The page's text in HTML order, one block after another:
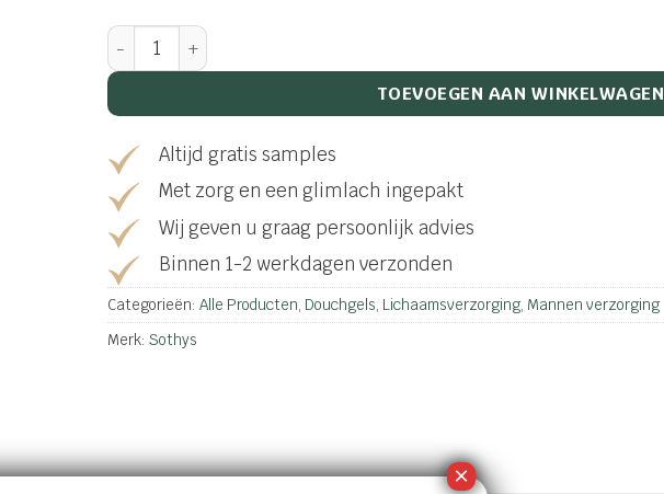
Gel douche énergisant corps et cheveux aantal
TOEVOEGEN AAN WINKELWAGEN
Altijd gratis samples
Met zorg en een glimlach ingepakt
Wij geven u graag persoonlijk advies
Binnen 1-2 werkdagen verzonden
Categorieën: Alle Producten Douchgels Lichaamsverzorging, Mannen verzorging
Merk: Sothys